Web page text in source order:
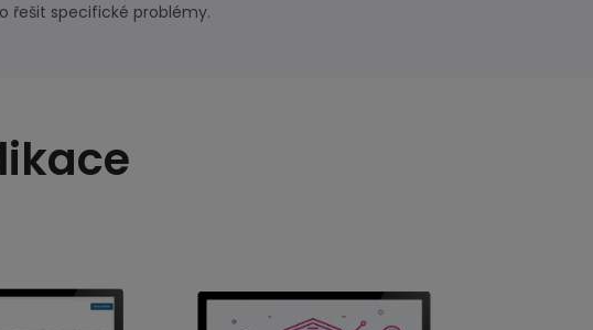
řešit specifické problémy.